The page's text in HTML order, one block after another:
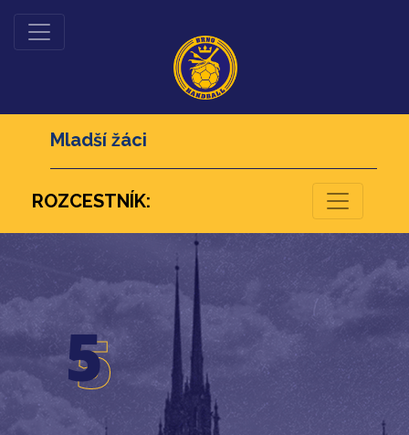
Mladší žáci
ROZCESTNÍK:
26
5
5